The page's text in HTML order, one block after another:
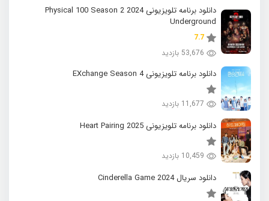
دانلود برنامه تلویزیونی 2024 Physical 100 Season 2
Underground
7.7
53,676 بازدید
دانلود برنامه تلویزیونی EXchange Season 4
11,677 بازدید
دانلود برنامه تلویزیونی 2025 Heart Pairing
10,459 بازدید
دانلود سریال 2024 Cinderella Game